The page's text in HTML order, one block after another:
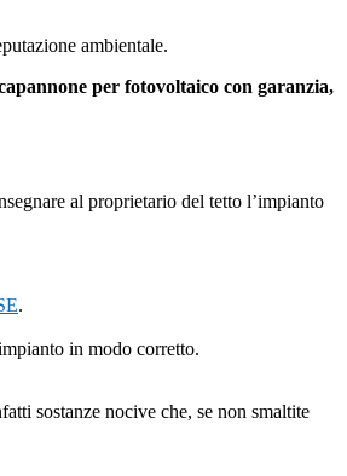
ambientale.
per fotovoltaico con garanzia,
al proprietario del tetto l’impianto
.
in modo corretto.
sostanze nocive che, se non smaltite